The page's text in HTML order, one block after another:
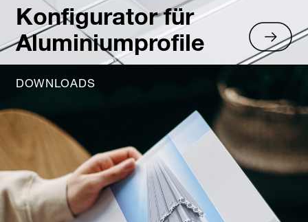
Konfigurator für
Aluminiumprofile
DOWNLOADS